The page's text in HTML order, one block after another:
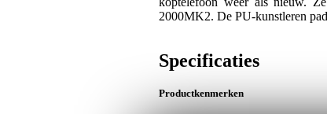
2000MK2. De PU-kunstleren
Specificaties
Productkenmerken